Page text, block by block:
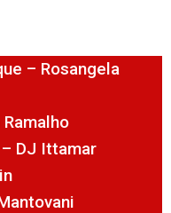
– Rosangela
DJ Ittamar